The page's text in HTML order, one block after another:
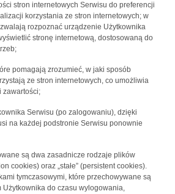
stron internetowych Serwisu do preferencji
korzystania ze stron internetowych; w
rozpoznać urządzenie Użytkownika
stronę internetową, dostosowaną do
pomagają zrozumieć, w jaki sposób
ze stron internetowych, co umożliwia
zawartości;
Serwisu (po zalogowaniu), dzięki
na każdej podstronie Serwisu ponownie
są dwa zasadnicze rodzaje plików
cookies) oraz „stałe” (persistent cookies).
tymczasowymi, które przechowywane są
Użytkownika do czasu wylogowania,